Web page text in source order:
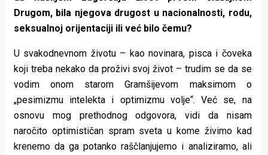
Drugom, bila njegova drugost u nacionalnosti, rodu,
seksualnoj orijentaciji ili već bilo čemu?
U svakodnevnom životu – kao novinara, pisca i čoveka
koji treba nekako da proživi svoj život – trudim se da se
vodim onom starom Gramšijevom maksimom o
„pesimizmu intelekta i optimizmu volje“. Već se, na
osnovu mog prethodnog odgovora, vidi da nisam
naročito optimističan spram sveta u kome živimo kad
krenemo da ga potanko raščlanjujemo i analiziramo, ali